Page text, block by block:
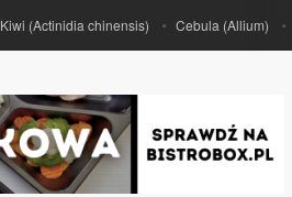
(Actinidia chinensis) Cebula (Allium)